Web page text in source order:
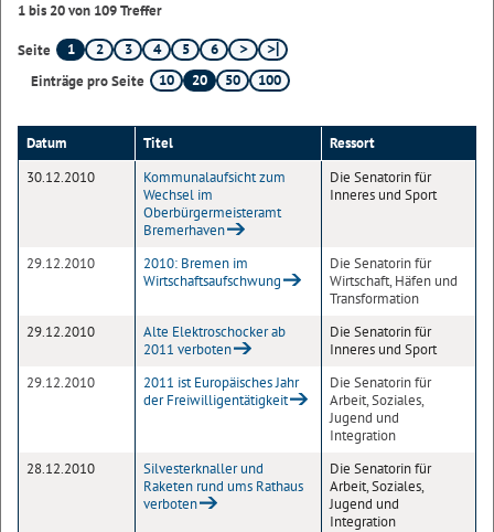
1 bis 20 von 109 Treffer
Seite 1 2 3 4 5
6
Einträge pro Seite
10 20 50 100
Datum Titel
Ressort
30.12.2010
Kommunalaufsicht zum
Wechsel im
Oberbürgermeisteramt
Bremerhaven
Die Senatorin für
Inneres und Sport
29.12.2010
2010: Bremen im
Wirtschaftsaufschwung
Die Senatorin für
Wirtschaft, Häfen und
Transformation
29.12.2010
Alte Elektroschocker ab
2011 verboten
Die Senatorin für
Inneres und Sport
29.12.2010
2011 ist Europäisches Jahr
der Freiwilligentätigkeit
Die Senatorin für
Arbeit, Soziales,
Jugend und
Integration
28.12.2010
Silvesterknaller und
Raketen rund ums Rathaus
verboten
Die Senatorin für
Arbeit, Soziales,
Jugend und
Integration